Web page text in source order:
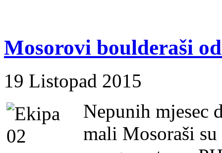
Mosorovi boulderaši
19 Listopad 2015
Nepunih mjesec
mali Mosoraši